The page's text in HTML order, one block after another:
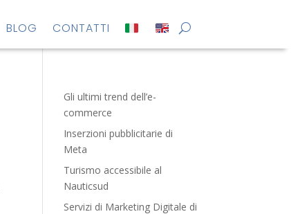
BLOG CONTATTI
Gli ultimi trend dell’e-
commerce
Inserzioni pubblicitarie di
Meta
Turismo accessibile al
Nauticsud
Servizi di Marketing Digitale di